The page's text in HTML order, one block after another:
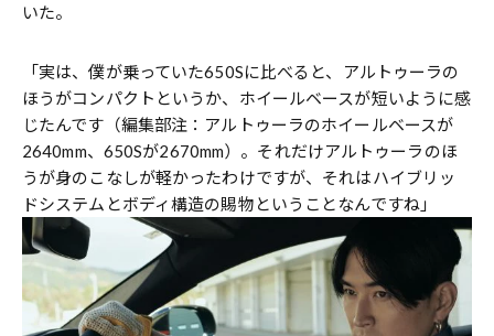
いた。
「実は、僕が乗っていた650Sに比べると、アルトゥーラの
ほうがコンパクトというか、ホイールベースが短いように感
じたんです（編集部注：アルトゥーラのホイールベースが
2640mm、650Sが2670mm）。それだけアルトゥーラのほ
うが身のこなしが軽かったわけですが、それはハイブリッ
ドシステムとボディ構造の賜物ということなんですね」